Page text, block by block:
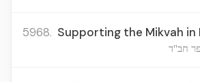
5968. Supporting the Mikvah in
חב"ד